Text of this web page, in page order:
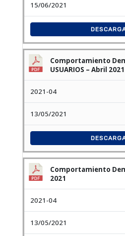
15/06/2021
Comportamiento
USUARIOS – Abril 2021
2021-04
13/05/2021
Comportamiento
2021
2021-04
13/05/2021